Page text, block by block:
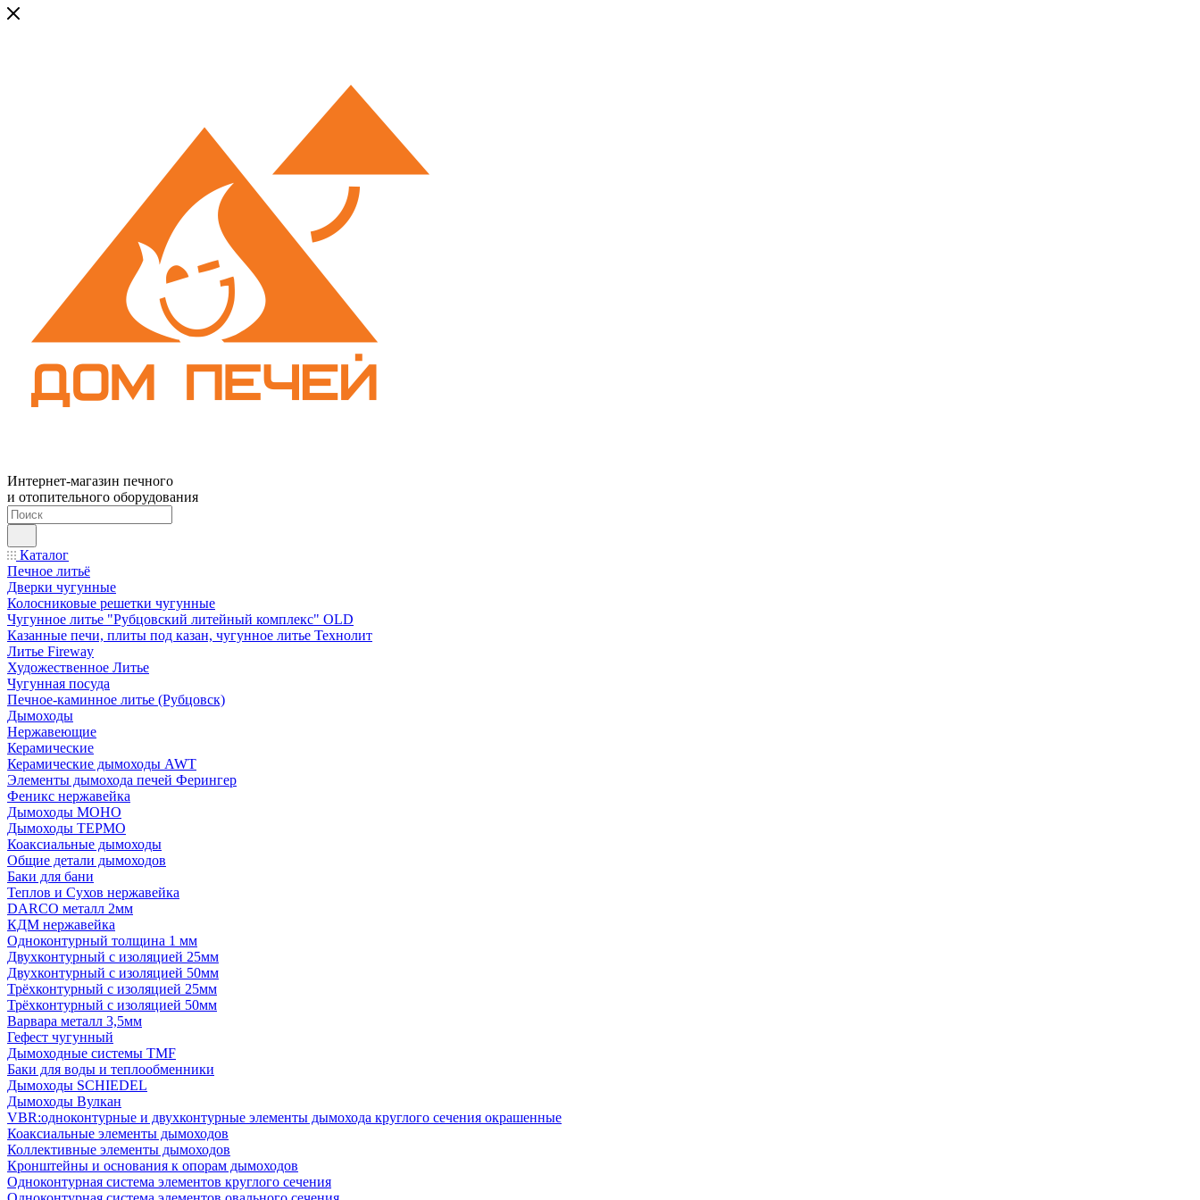
Интернет-магазин печного
и отопительного оборудования
Каталог
Печное литьё
Дверки чугунные
Колосниковые решетки чугунные
Чугунное литье "Рубцовский литейный комплекс" OLD
Казанные печи, плиты под казан, чугунное литье Технолит
Литье Fireway
Художественное Литье
Чугунная посуда
Печное-каминное литье (Рубцовск)
Дымоходы
Нержавеющие
Керамические
Керамические дымоходы AWT
Элементы дымохода печей Ферингер
Феникс нержавейка
Дымоходы МОНО
Дымоходы ТЕРМО
Коаксиальные дымоходы
Общие детали дымоходов
Баки для бани
Теплов и Сухов нержавейка
DARCO металл 2мм
КДМ нержавейка
Одноконтурный толщина 1 мм
Двухконтурный с изоляцией 25мм
Двухконтурный с изоляцией 50мм
Трёхконтурный с изоляцией 25мм
Трёхконтурный с изоляцией 50мм
Варвара металл 3,5мм
Гефест чугунный
Дымоходные системы TMF
Баки для воды и теплообменники
Дымоходы SCHIEDEL
Дымоходы Вулкан
VBR:одноконтурные и двухконтурные элементы дымохода круглого сечения окрашенные
Коаксиальные элементы дымоходов
Коллективные элементы дымоходов
Кронштейны и основания к опорам дымоходов
Одноконтурная система элементов круглого сечения